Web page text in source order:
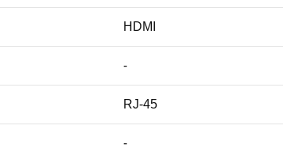
HDMI
-
RJ-45
-